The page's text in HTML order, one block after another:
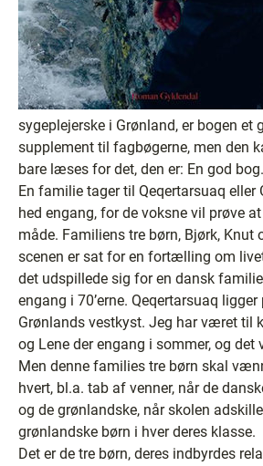
sygeplejerske i Grønland, er bogen et
supplement til fagbøgerne, men den
bare læses for det, den er: En god bog.
En familie tager til Qeqertarsuaq eller
hed engang, for de voksne vil prøve
måde. Familiens tre børn, Bjørk, Knut
scenen er sat for en fortælling om
det udspillede sig for en dansk
engang i 70’erne. Qeqertarsuaq
Grønlands vestkyst. Jeg har været til
og Lene der engang i sommer, og det
Men denne families tre børn skal
hvert, bl.a. tab af venner, når de
og de grønlandske, når skolen
grønlandske børn i hver deres klasse.
Det er de tre børn, deres indbyrdes